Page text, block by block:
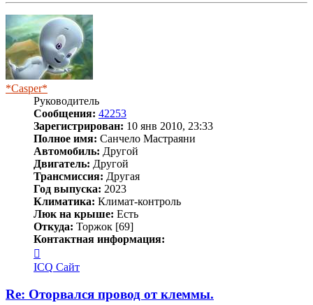
*Casper*
Руководитель
Сообщения: 42253
Зарегистрирован: 10 янв 2010, 23:33
Полное имя: Санчело Мастраяни
Автомобиль: Другой
Двигатель: Другой
Трансмиссия: Другая
Год выпуска: 2023
Климатика: Климат-контроль
Люк на крыше: Есть
Откуда: Торжок [69]
Контактная информация:
информация
пользователя
ICQ Сайт
Re: Оторвался провод от клеммы.